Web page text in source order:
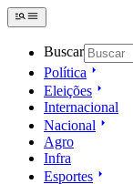
Buscar
Política
Eleições
Internacional
Nacional
Agro
Infra
Esportes